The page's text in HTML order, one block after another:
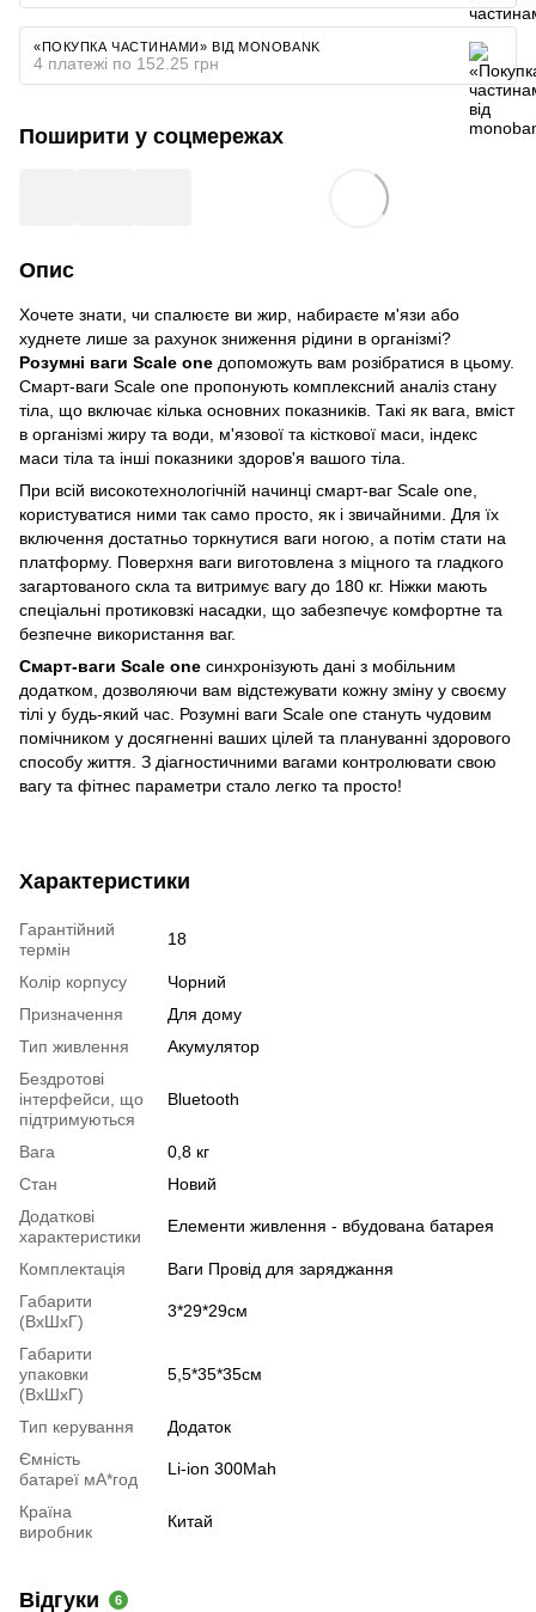
«ПОКУПКА ЧАСТИНАМИ» ВІД MONOBANK
4 платежі по 152.25 грн
Поширити у соцмережах
Опис
Хочете знати, чи спалюєте ви жир, набираєте м'язи або
худнете лише за рахунок зниження рідини в організмі?
Розумні ваги Scale one допоможуть вам розібратися в цьому.
Смарт-ваги Scale one пропонують комплексний аналіз стану
тіла, що включає кілька основних показників. Такі як вага, вміст
в організмі жиру та води, м'язової та кісткової маси, індекс
маси тіла та інші показники здоров'я вашого тіла.
При всій високотехнологічній начинці смарт-ваг Scale one,
користуватися ними так само просто, як і звичайними. Для їх
включення достатньо торкнутися ваги ногою, а потім стати на
платформу. Поверхня ваги виготовлена з міцного та гладкого
загартованого скла та витримує вагу до 180 кг. Ніжки мають
спеціальні протиковзкі насадки, що забезпечує комфортне та
безпечне використання ваг.
Смарт-ваги Scale one синхронізують дані з мобільним
додатком, дозволяючи вам відстежувати кожну зміну у своєму
тілі у будь-який час. Розумні ваги Scale one стануть чудовим
помічником у досягненні ваших цілей та плануванні здорового
способу життя. З діагностичними вагами контролювати свою
вагу та фітнес параметри стало легко та просто!
Характеристики
Гарантійний
термін
18
Колір корпусу
Чорний
Призначення
Для дому
Тип живлення
Акумулятор
Бездротові
інтерфейси, що
підтримуються
Bluetooth
Вага
0,8 кг
Стан
Новий
Додаткові
характеристики
Елементи живлення - вбудована батарея
Комплектація
Ваги Провід для заряджання
Габарити
(ВхШхГ)
3*29*29см
Габарити
упаковки
(ВхШхГ)
5,5*35*35см
Тип керування
Додаток
Ємність
батареї мА*год
Li-ion 300Mah
Країна
виробник
Китай
Відгуки 6